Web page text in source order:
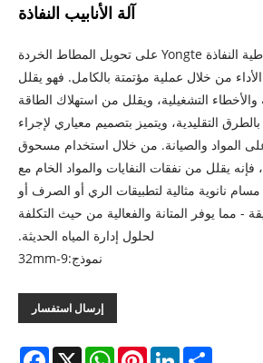
آلة الأنابيب النفاذة
تعمل آلة الأنابيب المطاطية النفاذة Yongte على تحويل المطاط الخردة
الأداء من خلال عملية مؤتمتة بالكامل. فهو يقلل
التشغيلية، ويقلل من استهلاك الطاقة
بالطرق التقليدية، ويتميز بتصميم معياري لإجراء
المواد والصيانة. من خلال استخدام مسحوق
فإنه يقلل من نفقات النفايات والمواد الخام مع
نانوية مثالية لتطبيقات الري أو الصرف أو
- مما يوفر المتانة والفعالية من حيث التكلفة
لحلول إدارة المياه الحديثة.
نموذج:9-32mm
إرسال استفسار
X
WhatsAppPinterestLinkedInShare